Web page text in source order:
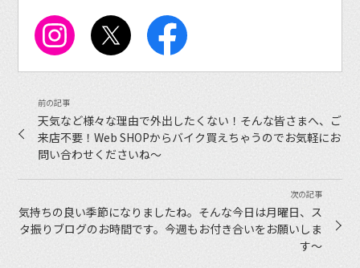
天気など様々な理由で外出したくない！そんな皆さまへ、ご
来店不要！Web SHOPからバイク買えちゃうのでお気軽にお
問い合わせくださいね〜
気持ちの良い季節になりましたね。そんな今日は月曜日、ス
タ振りブログのお時間です。今週もお付き合いをお願いしま
す〜